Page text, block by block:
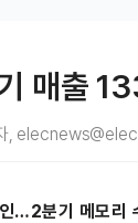
매출
…2분기 메모리